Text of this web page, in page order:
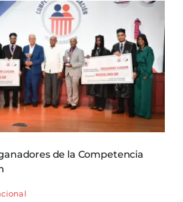
de la Competencia